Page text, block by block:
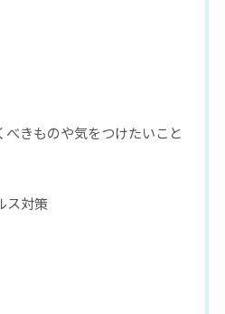
べきものや気をつけたいこと
ス対策